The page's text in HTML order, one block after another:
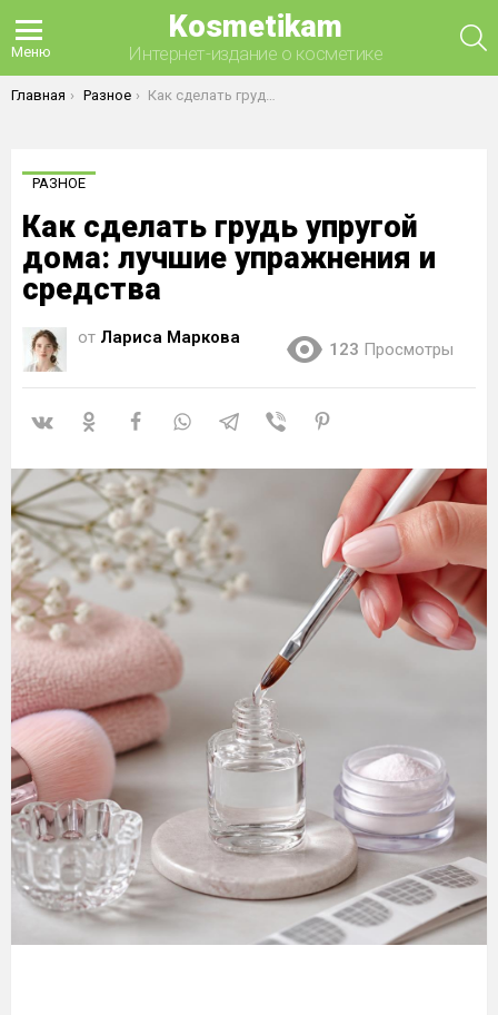
Меню
Kosmetikam
Интернет-издание о косметике
Вы здесь:
Главная Разное Как сделать грудь упругой дома: лучшие упражнения и средства
РАЗНОЕ
Как сделать грудь упругой
дома: лучшие упражнения и
средства
от Лариса Маркова
123 Просмотры